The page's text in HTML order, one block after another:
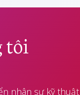
tôi
nhân sự kỹ